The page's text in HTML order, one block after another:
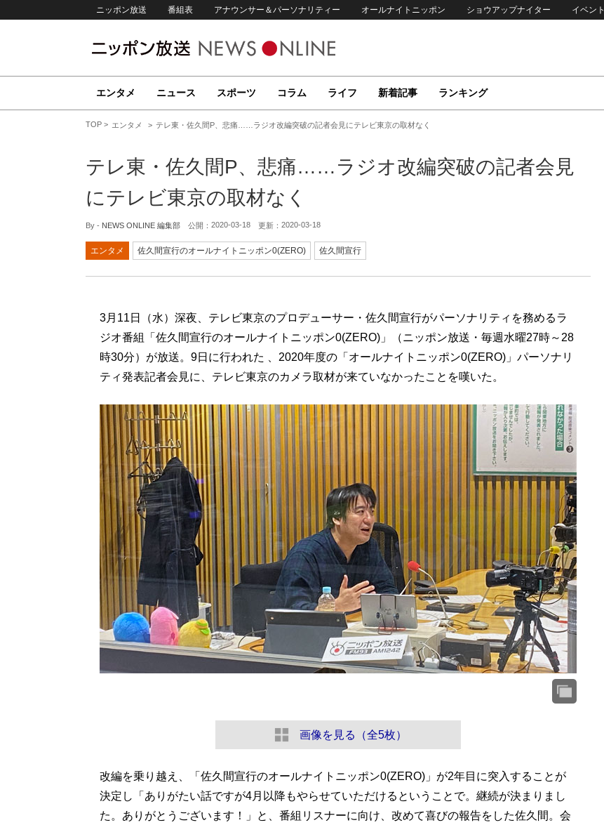
ニッポン放送 番組表 アナウンサー＆パーソナリティー オールナイトニッポン ショウアップナイター イベント
エンタメ ニュース スポーツ コラム ライフ 新着記事 ランキング
TOP エンタメ テレ東・佐久間P、悲痛……ラジオ改編突破の記者会見にテレビ東京の取材なく
テレ東・佐久間P、悲痛……ラジオ改編突破の記者会見
にテレビ東京の取材なく
By - NEWS ONLINE 編集部 公開： 2020-03-18 更新： 2020-03-18
エンタメ 佐久間宣行のオールナイトニッポン0(ZERO) 佐久間宣行
3月11日（水）深夜、テレビ東京のプロデューサー・佐久間宣行がパーソナリティを務めるラ
ジオ番組「佐久間宣行のオールナイトニッポン0(ZERO)」（ニッポン放送・毎週水曜27時～28
時30分）が放送。9日に行われた 、2020年度の「オールナイトニッポン0(ZERO)」パーソナリ
ティ発表記者会見に、テレビ東京のカメラ取材が来ていなかったことを嘆いた。
画像を見る（全5枚）
改編を乗り越え、「佐久間宣行のオールナイトニッポン0(ZERO)」が2年目に突入することが
決定し「ありがたい話ですが4月以降もやらせていただけるということで。継続が決まりまし
た。ありがとうございます！」と、番組リスナーに向け、改めて喜びの報告をした佐久間。会